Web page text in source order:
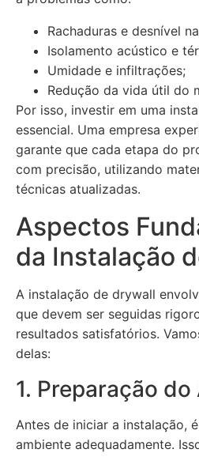
Rachaduras e desnível
Isolamento acústico e
Umidade e infiltrações;
Redução da vida útil do
Por isso, investir em uma
essencial. Uma empresa
garante que cada etapa do
com precisão, utilizando
técnicas atualizadas.
Aspectos
da Instalação
A instalação de drywall
que devem ser seguidas
resultados satisfatórios.
delas:
1. Preparação
Antes de iniciar a instalação,
ambiente adequadamente.